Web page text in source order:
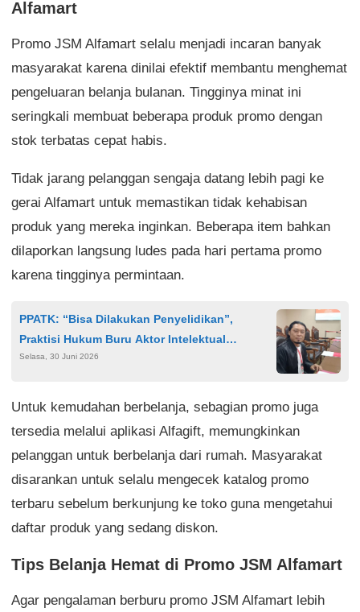
Alfamart
Promo JSM Alfamart selalu menjadi incaran banyak
masyarakat karena dinilai efektif membantu menghemat
pengeluaran belanja bulanan. Tingginya minat ini
seringkali membuat beberapa produk promo dengan
stok terbatas cepat habis.
Tidak jarang pelanggan sengaja datang lebih pagi ke
gerai Alfamart untuk memastikan tidak kehabisan
produk yang mereka inginkan. Beberapa item bahkan
dilaporkan langsung ludes pada hari pertama promo
karena tingginya permintaan.
PPATK: “Bisa Dilakukan Penyelidikan”,
Praktisi Hukum Buru Aktor Intelektual
Tambang Kalipuro
Selasa, 30 Juni 2026
Untuk kemudahan berbelanja, sebagian promo juga
tersedia melalui aplikasi Alfagift, memungkinkan
pelanggan untuk berbelanja dari rumah. Masyarakat
disarankan untuk selalu mengecek katalog promo
terbaru sebelum berkunjung ke toko guna mengetahui
daftar produk yang sedang diskon.
Tips Belanja Hemat di Promo JSM Alfamart
Agar pengalaman berburu promo JSM Alfamart lebih